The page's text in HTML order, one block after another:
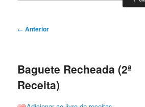
Navegação
← Anterior
Baguete Recheada (2ª
Receita)